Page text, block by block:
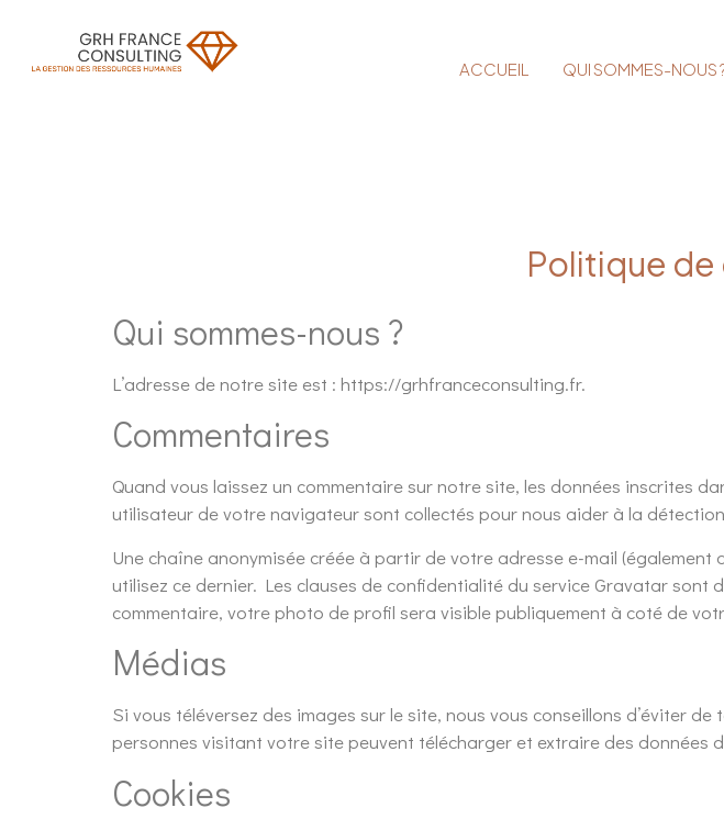
ACCUEIL QUI SOMMES-NOUS
Politique
Qui sommes-nous ?
L’adresse de notre site est : https://grhfranceconsulting.fr.
Commentaires
Quand vous laissez un commentaire sur notre site, les données inscrites
utilisateur de votre navigateur sont collectés pour nous aider à la
Une chaîne anonymisée créée à partir de votre adresse e-mail
utilisez ce dernier. Les clauses de confidentialité du service Gravatar
commentaire, votre photo de profil sera visible publiquement à coté de
Médias
Si vous téléversez des images sur le site, nous vous conseillons d’éviter
personnes visitant votre site peuvent télécharger et extraire des données
Cookies